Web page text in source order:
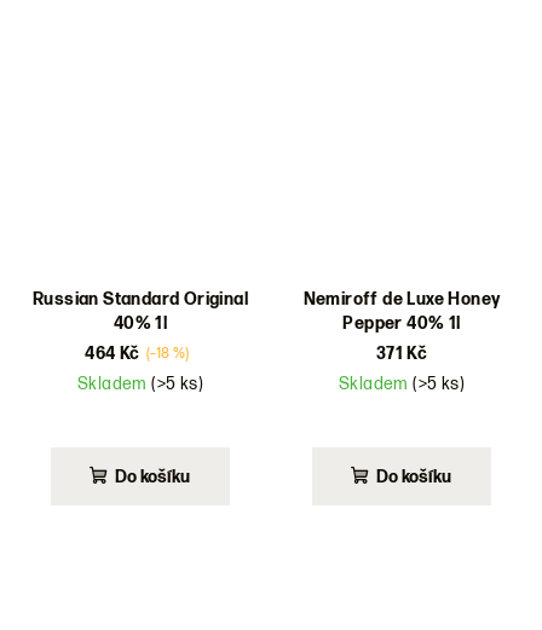
Russian Standard Original
40% 1l
464 Kč (–18 %)
Skladem(>5 ks)
Do košíku
Nemiroff de Luxe Honey
Pepper 40% 1l
371 Kč
Skladem(>5 ks)
produktu
Do košíku